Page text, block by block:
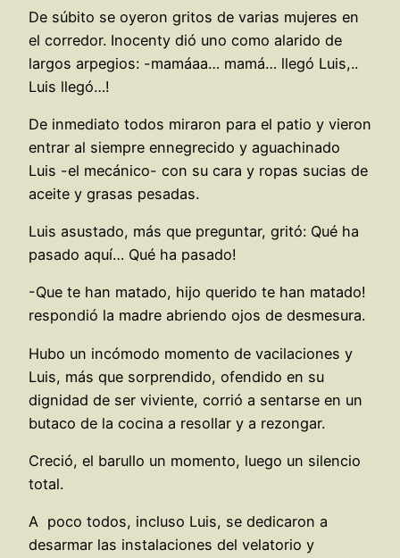
De súbito se oyeron gritos de varias mujeres en
el corredor. Inocenty dió uno como alarido de
largos arpegios: -mamáaa… mamá… llegó Luis,..
Luis llegó…!
De inmediato todos miraron para el patio y vieron
entrar al siempre ennegrecido y aguachinado
Luis -el mecánico- con su cara y ropas sucias de
aceite y grasas pesadas.
Luis asustado, más que preguntar, gritó: Qué ha
pasado aquí… Qué ha pasado!
-Que te han matado, hijo querido te han matado!
respondió la madre abriendo ojos de desmesura.
Hubo un incómodo momento de vacilaciones y
Luis, más que sorprendido, ofendido en su
dignidad de ser viviente, corrió a sentarse en un
butaco de la cocina a resollar y a rezongar.
Creció, el barullo un momento, luego un silencio
total.
A poco todos, incluso Luis, se dedicaron a
desarmar las instalaciones del velatorio y